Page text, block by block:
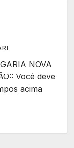
NOVA
Você deve
acima